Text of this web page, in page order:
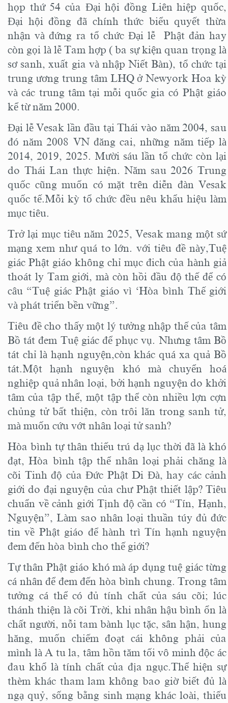
họp thứ 54 của Đại hội đồng Liên hiệp quốc,
Đại hội đồng đã chính thức biểu quyết thừa
nhận và đứng ra tổ chức Đại lễ Phật đản hay
còn gọi là lễ Tam hợp ( ba sự kiện quan trọng là
sơ sanh, xuất gia và nhập Niết Bàn), tổ chức tại
trung ương trung tâm LHQ ở Newyork Hoa kỳ
và các trung tâm tại mỗi quốc gia có Phật giáo
kể từ năm 2000.
Đại lễ Vesak lần đầu tại Thái vào năm 2004, sau
đó năm 2008 VN đăng cai, những năm tiếp là
2014, 2019, 2025. Mười sáu lần tổ chức còn lại
do Thái Lan thực hiện. Năm sau 2026 Trung
quốc cũng muốn có mặt trên diễn đàn Vesak
quốc tế.Mỗi kỳ tổ chức đều nêu khẩu hiệu làm
mục tiêu.
Trở lại mục tiêu năm 2025, Vesak mang một sứ
mạng xem như quá to lớn. với tiêu đề này,Tuệ
giác Phật giáo không chỉ mục đich của hành giả
thoát ly Tam giới, mà còn hồi đầu độ thế để có
câu “Tuệ giác Phật giáo vì ‘Hòa bình Thế giới
và phát triển bền vững”.
Tiêu đề cho thấy một lý tưởng nhập thế của tâm
Bồ tát đem Tuệ giác để phục vụ. Nhưng tâm Bồ
tát chỉ là hạnh nguyện,còn khác quá xa quả Bồ
tát.Một hạnh nguyện khó mà chuyển hoá
nghiệp quả nhân loại, bởi hạnh nguyện do khởi
tâm của tập thể, một tập thể còn nhiều lợn cợn
chủng tử bất thiện, còn trôi lăn trong sanh tử,
mà muốn cứu vớt nhân loại tử sanh?
Hòa bình tự thân thiếu trú dạ lục thời đã là khó
đạt, Hòa bình tập thể nhân loại phải chăng là
cõi Tinh độ của Đức Phật Di Đà, hay các cảnh
giới do đại nguyện của chư Phật thiết lập? Tiêu
chuẩn về cảnh giới Tịnh độ cần có “Tín, Hạnh,
Nguyện”, Làm sao nhân loại thuần túy đủ đức
tin về Phật giáo để hành trì Tín hạnh nguyện
đem đến hòa bình cho thế giới?
Tự thân Phật giáo khó mà áp dụng tuệ giác từng
cá nhân để đem đến hòa bình chung. Trong tâm
tưởng cá thể có đủ tính chất của sáu cõi; lúc
thánh thiện là cõi Trời, khi nhân hậu bình ổn là
chất người, nỗi tam bành lục tặc, sân hận, hung
hăng, muốn chiếm đoạt cái không phải của
mình là A tu la, tâm hồn tăm tối vô minh độc ác
đau khổ là tính chất của địa ngục.Thể hiện sự
thèm khác tham lam không bao giờ biết đủ là
ngạ quỷ, sống bằng sinh mạng khác loài, thiếu